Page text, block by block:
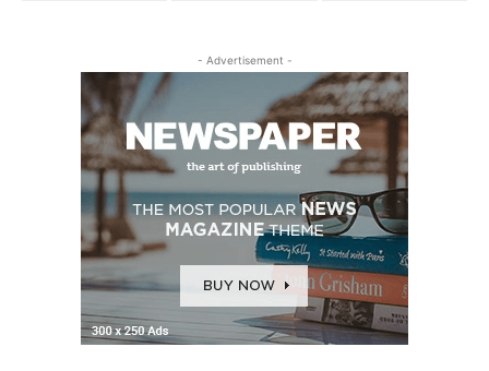
- Advertisement -